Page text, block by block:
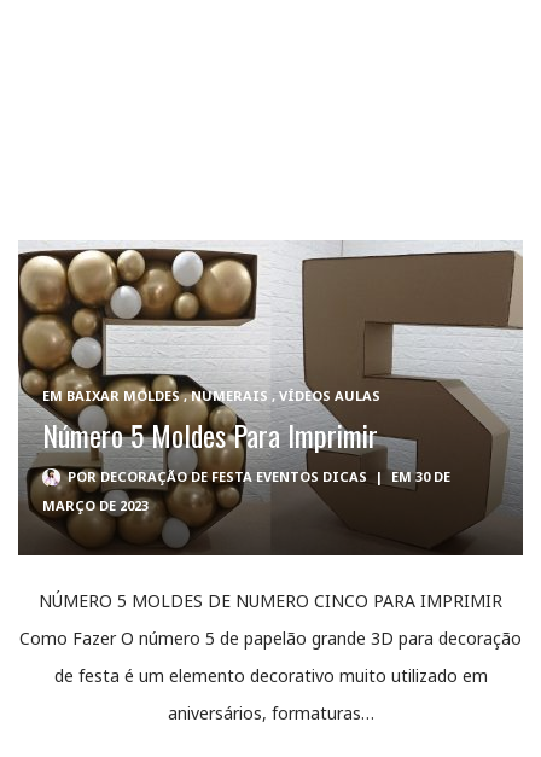
EMBAIXAR MOLDES,NUMERAIS ,VÍDEOS AULAS
Número 5 Moldes Para Imprimir
PORDECORAÇÃO DE FESTA EVENTOS DICAS | EM 30 DE
MARÇO DE 2023
NÚMERO 5 MOLDES DE NUMERO CINCO PARA IMPRIMIR
Como Fazer O número 5 de papelão grande 3D para decoração
de festa é um elemento decorativo muito utilizado em
aniversários, formaturas…